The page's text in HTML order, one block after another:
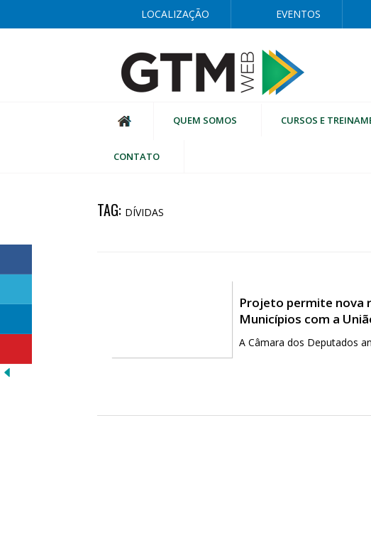
LOCALIZAÇÃO EVENTOS
QUEM SOMOS CURSOS E
CONTATO
TAG: DÍVIDAS
Projeto permite nova
Municípios com a
A Câmara dos Deputados